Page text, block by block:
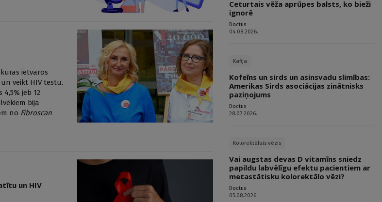
ietvaros
veikt HIV testu.
jeb 12
bija
no Fibroscan
un HIV
Ceturtais vēža aprūpes balsts, ko bieži
ignorē
Doctus
04.08.2026.
Kafija
Kofeīns un sirds un asinsvadu slimības:
Amerikas Sirds asociācijas zinātnisks
paziņojums
Doctus
28.07.2026.
Kolorektālais vēzis
Vai augstas devas D vitamīns sniedz
papildu labvēlīgu efektu pacientiem ar
metastātisku kolorektālo vēzi?
Doctus
05.08.2026.